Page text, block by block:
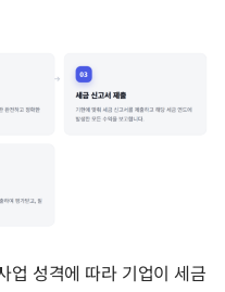
업 성격에 따라 기업이 세금